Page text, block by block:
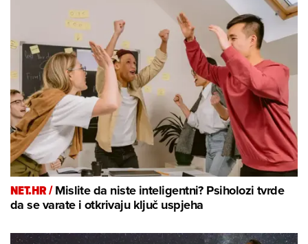
NET.HR /Mislite da niste inteligentni? Psiholozi tvrde
da se varate i otkrivaju ključ uspjeha